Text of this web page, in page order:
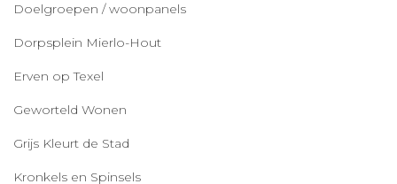
Doelgroepen / woonpanels
Dorpsplein Mierlo-Hout
Erven op Texel
Geworteld Wonen
Grijs Kleurt de Stad
Kronkels en Spinsels